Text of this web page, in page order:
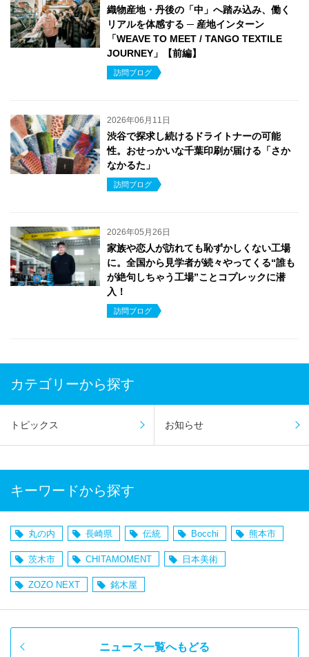
織物産地・丹後の「中」へ踏み込み、働く
リアルを体感する ─ 産地インターン
「WEAVE TO MEET / TANGO TEXTILE
JOURNEY」【前編】
訪問ブログ
2026年06月11日
渋谷で探求し続けるドライトナーの可能
性。おせっかいな千葉印刷が届ける「さか
なかるた」
訪問ブログ
2026年05月26日
家族や恋人が訪れても恥ずかしくない工場
に。全国から見学者が続々やってくる“誰も
が絶句しちゃう工場”ことコプレックに潜
入！
訪問ブログ
カテゴリーから探す
トピックス お知らせ
キーワードから探す
丸の内 長崎県 伝統 Bocchi 熊本市
茨木市 CHITAMOMENT 日本美術
ZOZO NEXT 銘木屋
ニュース一覧へもどる